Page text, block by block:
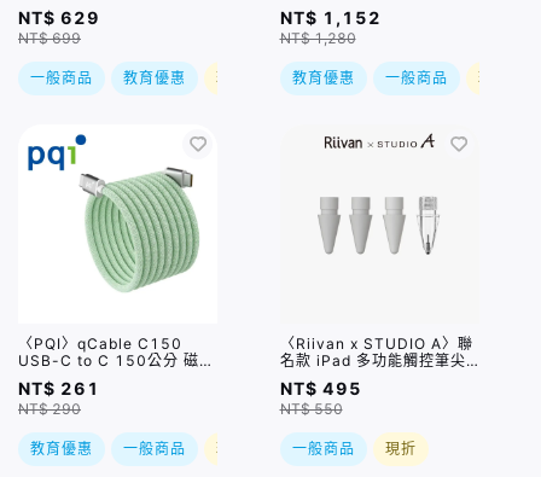
NT$ 629
NT$ 699
一般商品 教育優惠 現折
NT$ 1,152
NT$ 1,280
教育優惠 一般商品 現折
〈PQI〉qCable C150
USB-C to C 150公分 磁吸
充電線 淺綠
NT$ 261
NT$ 290
教育優惠 一般商品 現折
〈Riivan x STUDIO A〉聯
名款 iPad 多功能觸控筆尖4
入組
NT$ 495
NT$ 550
一般商品 現折